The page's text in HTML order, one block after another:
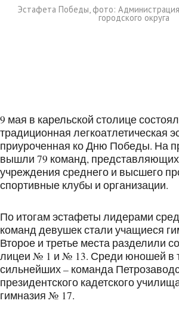
Эстафета Победы, фото:
городского округа
9 мая в карельской столице
традиционная легкоатлетическая
приуроченная ко Дню Победы. На
вышли 79 команд,
учреждения среднего и высшего
спортивные клубы и организации.
По итогам эстафеты лидерами
команд девушек стали учащиеся
Второе и третье места разделили
лицеи № 1 и № 13. Среди юношей в
сильнейших – команда
президентского кадетского
гимназия № 17.